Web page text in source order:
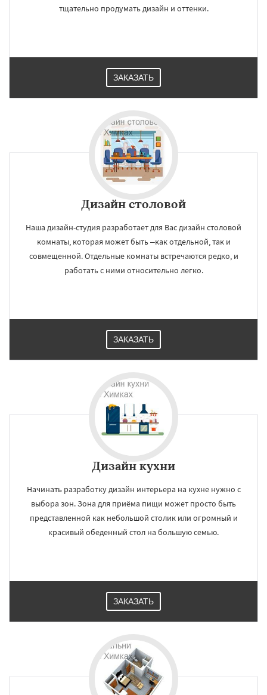
регионам
Хотьково Черноголовка Чехов Шатура
Большие Вяземы Быково Вербилки
Жилево Загорянский
Зеленоградск
Ильинский Красково
Лесной Лесной Городок Лопатино
Нахабино
Обухово Октябрьский
тщательно продумать дизайн и оттенки.
ЗАКАЗАТЬ
Дизайн cтоловой
Наша дизайн-студия разработает для Вас дизайн столовой
комнаты, которая может быть –как отдельной, так и
совмещенной. Отдельные комнаты встречаются редко, и
работать с ними относительно легко.
ЗАКАЗАТЬ
Дизайн кухни
Начинать разработку дизайн интерьера на кухне нужно с
выбора зон. Зона для приёма пищи может просто быть
представленной как небольшой столик или огромный и
красивый обеденный стол на большую семью.
ЗАКАЗАТЬ